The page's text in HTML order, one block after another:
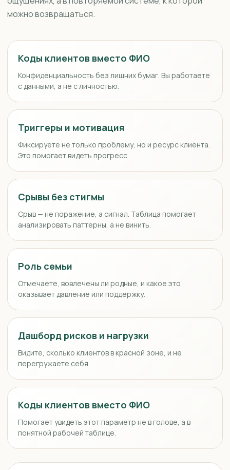
можно возвращаться.
Коды клиентов вместо ФИО
Конфиденциальность без лишних бумаг. Вы работаете
с данными, а не с личностью.
Триггеры и мотивация
Фиксируете не только проблему, но и ресурс клиента.
Это помогает видеть прогресс.
Срывы без стигмы
Срыв — не поражение, а сигнал. Таблица помогает
анализировать паттерны, а не винить.
Роль семьи
Отмечаете, вовлечены ли родные, и какое это
оказывает давление или поддержку.
Дашборд рисков и нагрузки
Видите, сколько клиентов в красной зоне, и не
перегружаете себя.
Коды клиентов вместо ФИО
Помогает увидеть этот параметр не в голове, а в
понятной рабочей таблице.